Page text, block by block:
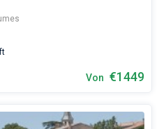
Von €1449